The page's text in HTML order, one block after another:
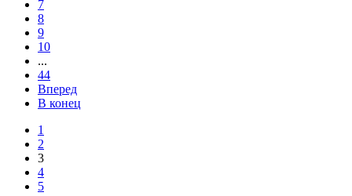
7
8
9
10
...
44
Вперед
В конец
1
2
3
4
5